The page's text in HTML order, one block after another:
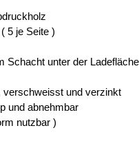
5 je Seite )
Schacht unter der
verschweisst und verzinkt
und abnehmbar
nutzbar )